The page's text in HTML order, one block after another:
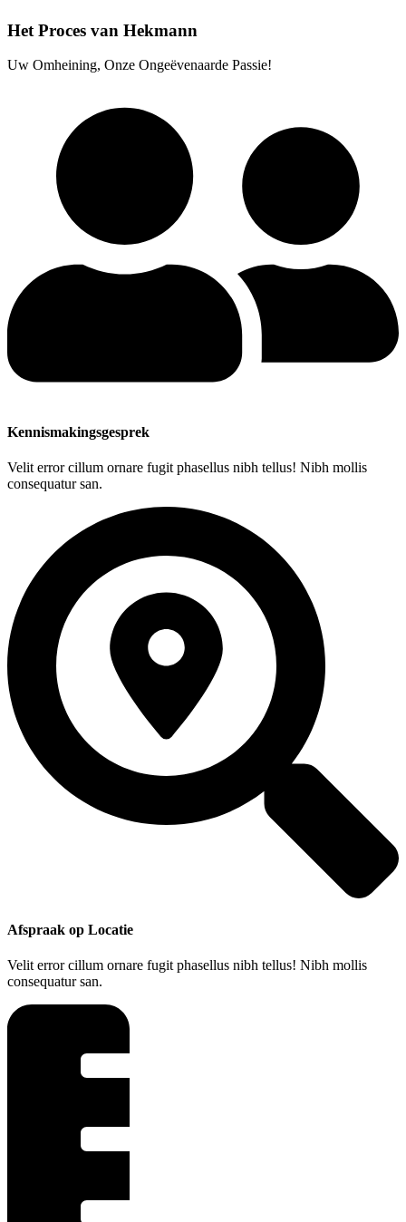
Het Proces van Hekmann
Uw Omheining, Onze Ongeëvenaarde Passie!
Kennismakingsgesprek
Velit error cillum ornare fugit phasellus nibh tellus! Nibh mollis
consequatur san.
Afspraak op Locatie
Velit error cillum ornare fugit phasellus nibh tellus! Nibh mollis
consequatur san.